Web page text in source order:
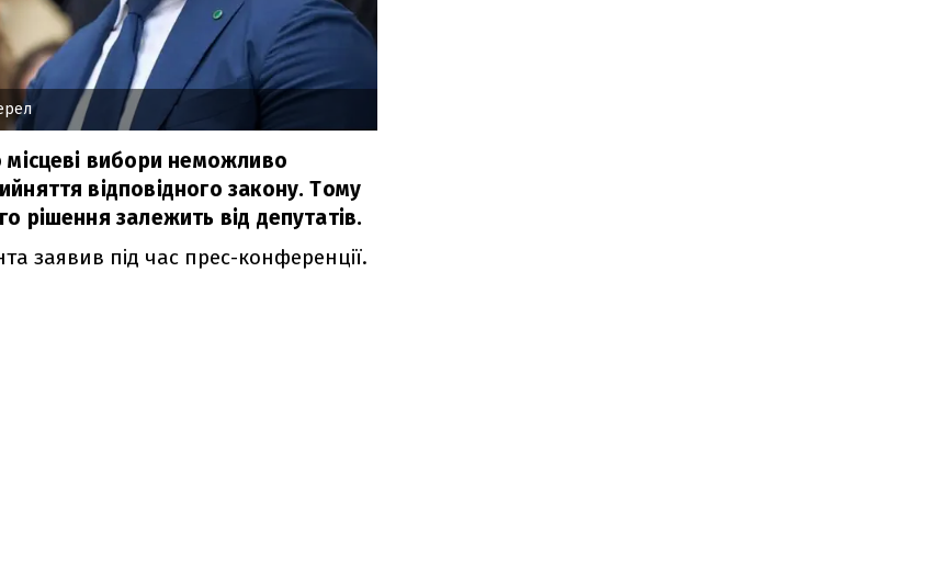
вибори неможливо
відповідного закону. Тому
рішення залежить від депутатів.
заявив під час прес-конференції.